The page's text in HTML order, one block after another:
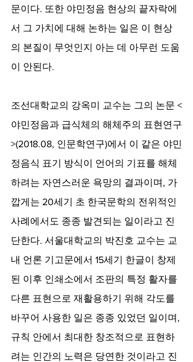
문이다. 또한 야민정음 현상의 끝자락에
서 그 가치에 대해 논하는 일은 이 현상
의 본질이 무엇인지 아는 데 아무런 도움
이 안된다.
조선대학교의 강옥미 교수는 그의 논문 <
야민정음과 급식체의 해체주의 표현연구
>(2018.08, 인문학연구)에서 이 같은 야민
정음식 표기 방식이 언어의 기표를 해체
하려는 자연스러운 욕망의 결과이며, 가
깝게는 20세기 초 한국문학의 전위적인
사례에서도 종종 발견되는 일이라고 진
단한다. 서울대학교의 박진호 교수는 교
내 언론 기고문에서 15세기 한글이 창제
된 이후 인쇄소에서 조판의 특정 활자를
다른 표현으로 재활용하기 위해 각도를
바꾸어 사용한 일은 종종 있었던 일이며,
규칙 안에서 최대한 창조적으로 표현하
려는 인간의 노력은 당연한 것이라고 진